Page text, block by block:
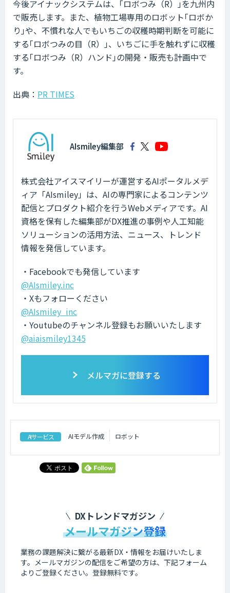
今後アイナックシステムは、｢ロボつみ（R）｣を九州内
で販売します。また、植物工場専用のロボット｢ロボか
り｣や、不慣れな人でもいちごの収穫時期判断を可能に
する｢ロボつみの目（R）｣、いちごに手を触れずに収穫
する｢ロボつみ（R）ハンド｣の開発・販売も計画中で
す。
出典： PR TIMES
AIsmiley編集部
株式会社アイスマイリーが運営するAIポータルメデ
ィア「AIsmiley」は、AIの専門家によるコンテンツ
配信とプロダクト紹介を行うWebメディアです。AI
資格を保有した編集部がDX推進の事例や人工知能
ソリューションの活用方法、ニュース、トレンド
情報を発信しています。
・Facebookでも発信しています
@AIsmiley.inc
・Xもフォローください
@AIsmiley_inc
・Youtubeのチャンネル登録もお願いいたします
@aiaismiley1345
メルマガに登録する
AIサービス AIモデル作成 ロボット
DXトレンドマガジン
メールマガジン登録
業務の課題解決に繋がる最新DX・情報をお届けいたしま
す。 メールマガジンの配信をご希望の方は、下記フォーム
よりご登録ください。登録無料です。